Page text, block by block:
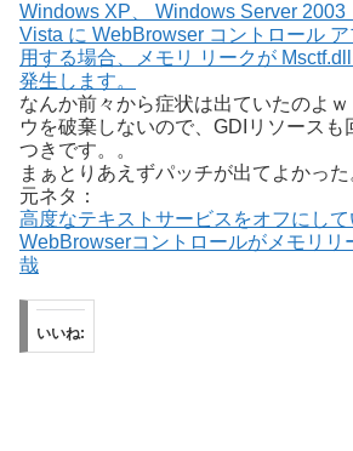
Windows XP、 Windows Server 2003
Vista に WebBrowser コントロール
用する場合、メモリ リークが
発生します。
なんか前々から症状は出ていたのよ
ウを破棄しないので、GDIリソースも
つきです。。
まぁとりあえずパッチが出てよかった
元ネタ：
高度なテキストサービスをオフにし
WebBrowserコントロールがメモリリ
哉
いいね: